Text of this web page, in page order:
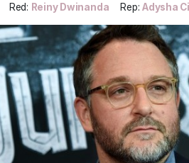
Red: Reiny Dwinanda Rep: Adysha